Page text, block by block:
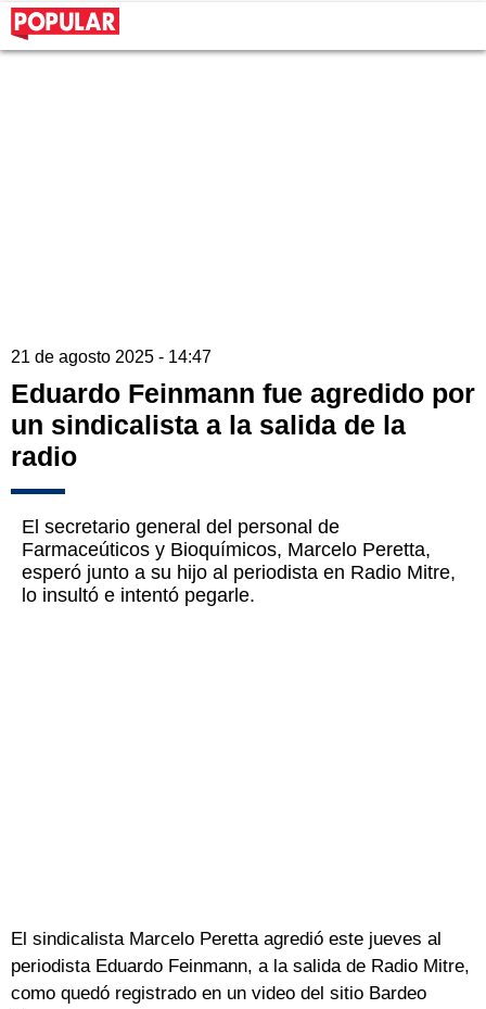
21 de agosto 2025 - 14:47
Eduardo Feinmann fue agredido por
un sindicalista a la salida de la
radio
El secretario general del personal de
Farmaceúticos y Bioquímicos, Marcelo Peretta,
esperó junto a su hijo al periodista en Radio Mitre,
lo insultó e intentó pegarle.
El sindicalista Marcelo Peretta agredió este jueves al
periodista Eduardo Feinmann, a la salida de Radio Mitre,
como quedó registrado en un video del sitio Bardeo